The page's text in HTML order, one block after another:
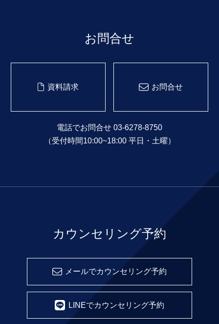
お問合せ
資料請求 お問合せ
電話でお問合せ 03-6278-8750
（受付時間10:00~18:00 平日・土曜）
カウンセリング予約
メールでカウンセリング予約
LINEでカウンセリング予約